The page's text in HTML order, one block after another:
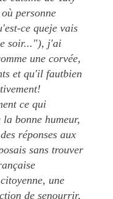
personne
ce queje vais
soir..."), j'ai
une corvée,
et qu'il fautbien
ce qui
bonne humeur,
réponses aux
sans trouver
une
de senourrir,